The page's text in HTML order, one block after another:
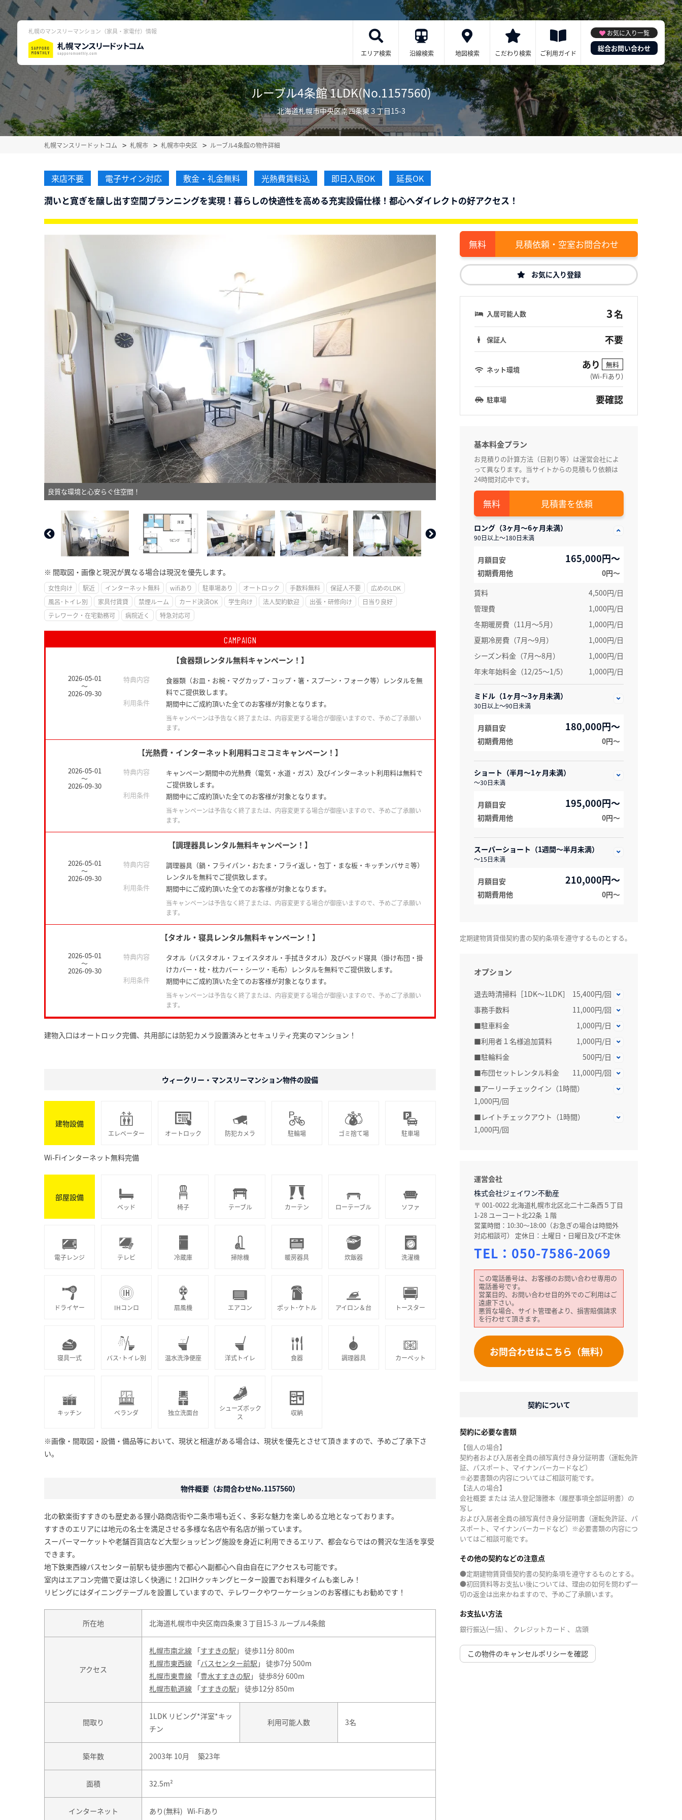
札幌のマンスリーマンション（家具・家電付）情報
エリア検索 沿線検索 地図検索 こだわり検索 ご利用ガイド
お気に入り一覧
総合お問い合わせ
ルーブル4条館 1LDK(No.1157560)
北海道札幌市中央区南四条東３丁目15-3
札幌マンスリードットコム 札幌市 札幌市中央区 ルーブル4条館の物件詳細
来店不要 電子サイン対応 敷金・礼金無料 光熱費賃料込 即日入居OK 延長OK
潤いと寛ぎを醸し出す空間プランニングを実現！暮らしの快適性を高める充実設備仕様！都心へダイレクトの好アクセス！
良質な環境と心安らぐ住空間！
※ 間取図・画像と現況が異なる場合は現況を優先します。
女性向け 駅近 インターネット無料 wifiあり 駐車場あり オートロック 手数料無料 保証人不要
広めのLDK
風呂･トイレ別
家具付賃貸 禁煙ルーム カード決済OK 学生向け 法人契約歓迎 出張・研修向け
日当り良好
テレワーク・在宅勤務可
病院近く 特急対応可
CAMPAIGN
【食器類レンタル無料キャンペーン！】
2026-05-01
～
2026-09-30
特典内容
食器類（お皿・お椀・マグカップ・コップ・箸・スプーン・フォーク等）レンタルを無
料でご提供致します。
利用条件
期間中にご成約頂いた全てのお客様が対象となります。
当キャンペーンは予告なく終了または、内容変更する場合が御座いますので、予めご了承願い
ます。
【光熱費・インターネット利用料コミコミキャンペーン！】
2026-05-01
～
2026-09-30
特典内容
キャンペーン期間中の光熱費（電気・水道・ガス）及びインターネット利用料は無料で
ご提供致します。
利用条件
期間中にご成約頂いた全てのお客様が対象となります。
当キャンペーンは予告なく終了または、内容変更する場合が御座いますので、予めご了承願い
ます。
【調理器具レンタル無料キャンペーン！】
2026-05-01
～
2026-09-30
特典内容
調理器具（鍋・フライパン・おたま・フライ返し・包丁・まな板・キッチンバサミ等）
レンタルを無料でご提供致します。
利用条件
期間中にご成約頂いた全てのお客様が対象となります。
当キャンペーンは予告なく終了または、内容変更する場合が御座いますので、予めご了承願い
ます。
【タオル・寝具レンタル無料キャンペーン！】
2026-05-01
～
2026-09-30
特典内容
タオル（バスタオル・フェイスタオル・手拭きタオル）及びベッド寝具（掛け布団・掛
けカバー・枕・枕カバー・シーツ・毛布）レンタルを無料でご提供致します。
利用条件
期間中にご成約頂いた全てのお客様が対象となります。
当キャンペーンは予告なく終了または、内容変更する場合が御座いますので、予めご了承願い
ます。
建物入口はオートロック完備、共用部には防犯カメラ設置済みとセキュリティ充実のマンション！
見積依頼・空室お問合わせ
お気に入り登録
入居可能人数 3名
保証人 不要
ネット環境 あり
無料
(Wi-Fiあり)
駐車場 要確認
基本料金プラン
お見積りの計算方法（日割り等）は運営会社によ
って異なります。当サイトからの見積もり依頼は
24時間対応中です。
見積書を依頼
ロング（3ヶ月～6ヶ月未満）
90日以上～180日未満
月額目安 165,000円～
初期費用他
0円〜
賃料
4,500円/日
管理費
1,000円/日
冬期暖房費（11月～5月）
1,000円/日
夏期冷房費（7月〜9月）
1,000円/日
シーズン料金（7月～8月）
1,000円/日
年末年始料金（12/25～1/5）
1,000円/日
ミドル（1ヶ月～3ヶ月未満）
30日以上～90日未満
月額目安 180,000円～
初期費用他 0円〜
ショート（半月～1ヶ月未満）
～30日未満
月額目安 195,000円～
初期費用他 0円〜
スーパーショート（1週間～半月未満）
～15日未満
月額目安 210,000円～
初期費用他 0円〜
定期建物賃貸借契約書の契約条項を遵守するものとする。
オプション
退去時清掃料［1DK～1LDK］
15,400円/回
事務手数料
11,000円/回
■駐車料金
1,000円/日
■利用者１名様追加賃料
1,000円/日
■駐輪料金
500円/日
■布団セットレンタル料金
11,000円/回
■アーリーチェックイン（1時間）
1,000円/回
■レイトチェックアウト（1時間）
1,000円/回
運営会社
株式会社ジェイワン不動産
〒 001-0022 北海道札幌市北区北二十二条西５丁目
1-28 ユーコート北22条 １階
営業時間：10:30～18:00（お急ぎの場合は時間外
対応相談可） 定休日：土曜日・日曜日及び不定休
TEL： 050-7586-2069
この電話番号は、お客様のお問い合わせ専用の
電話番号です。
営業目的、お問い合わせ目的外でのご利用はご
遠慮下さい。
悪質な場合、サイト管理者より、損害賠償請求
を行わせて頂きます。
お問合わせはこちら（無料）
契約について
契約に必要な書類
【個人の場合】
契約者および入居者全員の顔写真付き身分証明書（運転免許
証、パスポート、マイナンバーカードなど）
※必要書類の内容についてはご相談可能です。
【法人の場合】
会社概要 または 法人登記簿謄本（履歴事項全部証明書）の
写し
および入居者全員の顔写真付き身分証明書（運転免許証、パ
スポート、マイナンバーカードなど）※必要書類の内容につ
いてはご相談可能です。
その他の契約などの注意点
●定期建物賃貸借契約書の契約条項を遵守するものとする。
●初回賃料等お支払い後については、理由の如何を問わず一
切の返金は出来かねますので、予めご了承願います。
お支払い方法
銀行振込(一括) 、 クレジットカード 、 店頭
この物件のキャンセルポリシーを確認
ウィークリー・マンスリーマンション物件の設備
建物設備
エレベーター オートロック 防犯カメラ 駐輪場 ゴミ捨て場 駐車場
Wi-Fiインターネット無料完備
部屋設備
ベッド 椅子 テーブル カーテン ローテーブル ソファ
電子レンジ テレビ 冷蔵庫 掃除機 暖房器具 炊飯器 洗濯機
ドライヤー IHコンロ 扇風機 エアコン ポット･ケトル アイロン＆台 トースター
寝具一式 バス･トイレ別 温水洗浄便座 洋式トイレ 食器 調理器具 カーペット
キッチン ベランダ 独立洗面台
シューズボック
ス
収納
※画像・間取図・設備・備品等において、現状と相違がある場合は、現状を優先とさせて頂きますので、予めご了承下さ
い。
物件概要（お問合わせNo.1157560）
北の歓楽街すすきのも歴史ある狸小路商店街や二条市場も近く、多彩な魅力を楽しめる立地となっております。
すすきのエリアには地元の名士を満足させる多様な名店や有名店が揃っています。
スーパーマーケットや老舗百貨店など大型ショッピング施設を身近に利用できるエリア、都会ならではの贅沢な生活を享受
できます。
地下鉄東西線バスセンター前駅も徒歩圏内で都心へ副都心へ自由自在にアクセスも可能です。
室内はエアコン完備で夏は涼しく快適に！2口IHクッキングヒーター設置でお料理タイムも楽しみ！
リビングにはダイニングテーブルを設置していますので、テレワークやワーケーションのお客様にもお勧めです！
所在地 北海道札幌市中央区南四条東３丁目15-3 ルーブル4条館
アクセス
札幌市南北線 「すすきの駅 」 徒歩11分 800m
札幌市東西線 「バスセンター前駅 」 徒歩7分 500m
札幌市東豊線 「豊水すすきの駅 」 徒歩8分 600m
札幌市軌道線 「すすきの駅 」 徒歩12分 850m
間取り
1LDK リビング*洋室*キッ
チン
利用可能人数 3名
築年数 2003年 10月 築23年
面積 32.5m²
インターネット あり(無料) Wi-Fiあり